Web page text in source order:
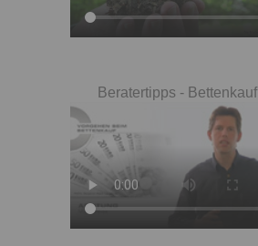
Beratertipps - Bettenkauf